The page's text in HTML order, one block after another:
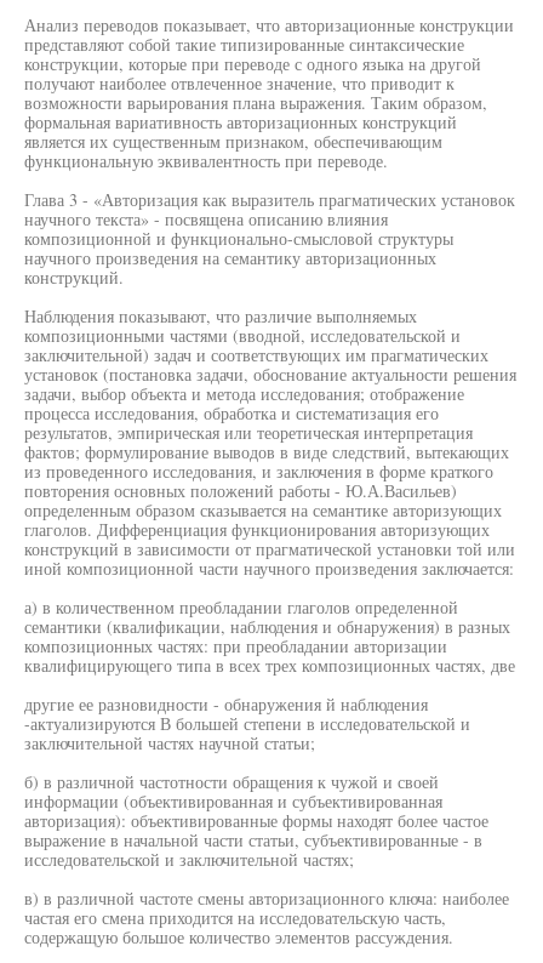
Анализ переводов показывает, что авторизационные конструкции
представляют собой такие типизированные синтаксические
конструкции, которые при переводе с одного языка на другой
получают наиболее отвлеченное значение, что приводит к
возможности варьирования плана выражения. Таким образом,
формальная вариативность авторизационных конструкций
является их существенным признаком, обеспечивающим
функциональную эквивалентность при переводе.
Глава 3 - «Авторизация как выразитель прагматических установок
научного текста» - посвящена описанию влияния
композиционной и функционально-смысловой структуры
научного произведения на семантику авторизационных
конструкций.
Наблюдения показывают, что различие выполняемых
композиционными частями (вводной, исследовательской и
заключительной) задач и соответствующих им прагматических
установок (постановка задачи, обоснование актуальности решения
задачи, выбор объекта и метода исследования; отображение
процесса исследования, обработка и систематизация его
результатов, эмпирическая или теоретическая интерпретация
фактов; формулирование выводов в виде следствий, вытекающих
из проведенного исследования, и заключения в форме краткого
повторения основных положений работы - Ю.А.Васильев)
определенным образом сказывается на семантике авторизующих
глаголов. Дифференциация функционирования авторизующих
конструкций в зависимости от прагматической установки той или
иной композиционной части научного произведения заключается:
а) в количественном преобладании глаголов определенной
семантики (квалификации, наблюдения и обнаружения) в разных
композиционных частях: при преобладании авторизации
квалифицирующего типа в всех трех композиционных частях, две
другие ее разновидности - обнаружения й наблюдения
-актуализируются В большей степени в исследовательской и
заключительной частях научной статьи;
б) в различной частотности обращения к чужой и своей
информации (объективированная и субъективированная
авторизация): объективированные формы находят более частое
выражение в начальной части статьи, субъективированные - в
исследовательской и заключительной частях;
в) в различной частоте смены авторизационного ключа: наиболее
частая его смена приходится на исследовательскую часть,
содержащую большое количество элементов рассуждения.